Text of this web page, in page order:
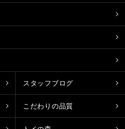
スタッフブログ
こだわりの品質